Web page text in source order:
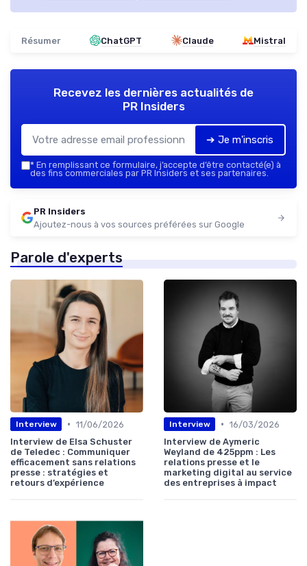
Résumer ChatGPT Claude Mistral
Recevez les dernières actualités de
PR Insiders
➔ Je m'inscris
* En remplissant ce formulaire, j’accepte d’être contacté(e) à
des fins commerciales par PR Insiders et ses partenaires.
PR Insiders
Ajoutez-nous à vos sources préférées sur Google
Parole d'experts
Interview • 11/06/2026
Interview de Elsa Schuster
de Teledec : Communiquer
efficacement sans relations
presse : stratégies et
retours d’expérience
Interview • 16/03/2026
Interview de Aymeric
Weyland de 425ppm : Les
relations presse et le
marketing digital au service
des entreprises à impact